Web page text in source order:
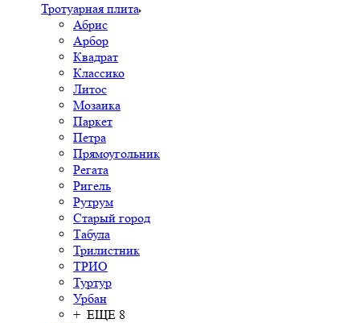
Тротуарная плита
Абрис
Арбор
Квадрат
Классико
Литос
Мозаика
Паркет
Петра
Прямоугольник
Регата
Ригель
Рутрум
Старый город
Табула
Трилистник
ТРИО
Туртур
Урбан
+ ЕЩЕ 8